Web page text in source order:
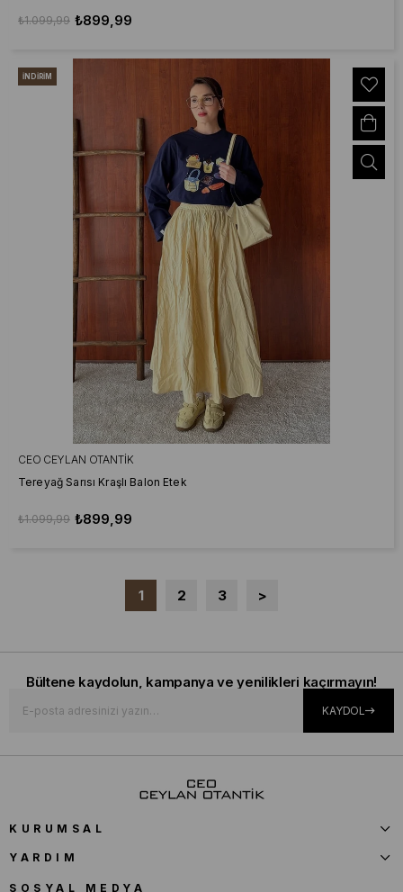
₺899,99
₺1.099,99
CEO CEYLAN OTANTIK
Tereyağ Sarısı Kraşlı Balon Etek
₺899,99
₺1.099,99
İNDIRIM
1 2 3 >
Bültene kaydolun, kampanya ve yenilikleri kaçırmayın!
KAYDOL
KURUMSAL
YARDIM
SOSYAL MEDYA